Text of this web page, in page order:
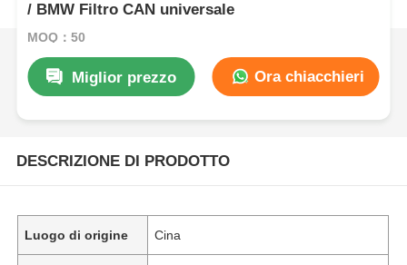
/ BMW Filtro CAN universale
MOQ：50
Miglior prezzo Ora chiacchieri
DESCRIZIONE DI PRODOTTO
Luogo di origine Cina